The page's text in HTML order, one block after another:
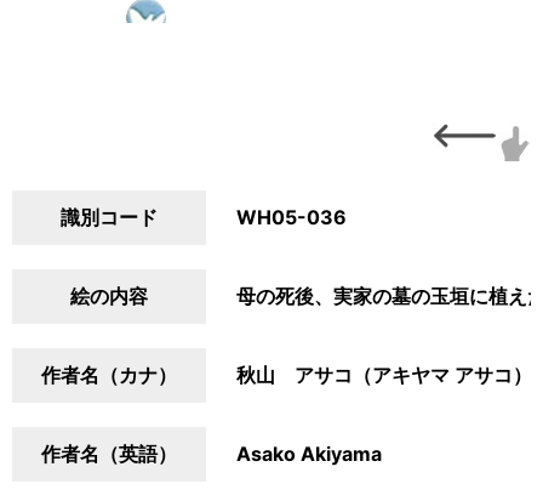
識別コード WH05-036
絵の内容 母の死後、実家の墓の玉垣に植え
作者名（カナ） 秋山 アサコ（アキヤマ アサコ）
作者名（英語） Asako Akiyama